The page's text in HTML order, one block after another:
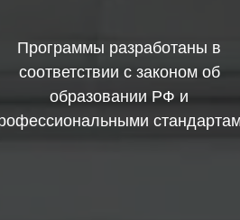
Программы разработаны в
соответствии с законом об
образовании РФ и